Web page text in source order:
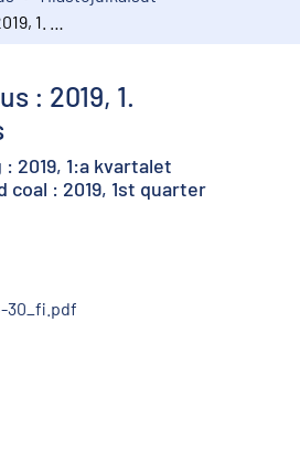
: 2019, 1.
2019, 1:a kvartalet
coal : 2019, 1st quarter
30_fi.pdf